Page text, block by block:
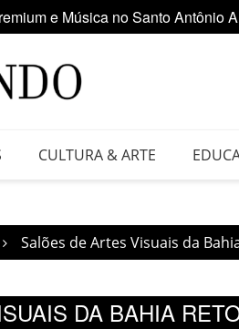
da Feira do Vinil no
CULTURA & ARTE
Salões de Artes Visuais da
DA BAHIA